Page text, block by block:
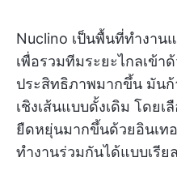
Nuclino เป็นพื้นที่ทำงา
เพื่อรวมทีมระยะไกลเข้า
ประสิทธิภาพมากขึ้น มันก้
เชิงเส้นแบบดั้งเดิม โดย
ยืดหยุ่นมากขึ้นด้วยอินเท
ทำงานร่วมกันได้แบบเรีย